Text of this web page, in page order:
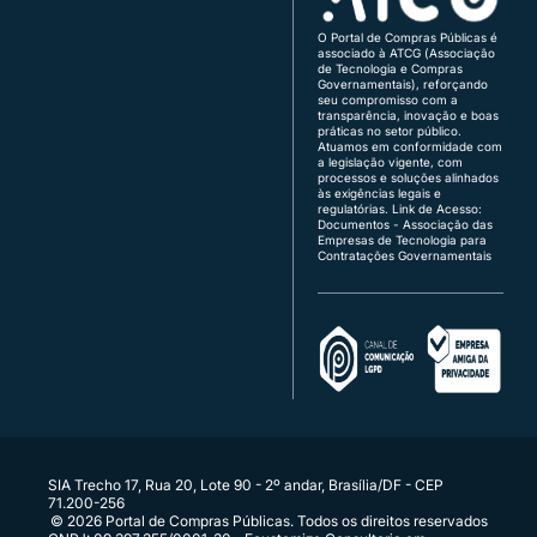
O Lote 0003 foi adjudicado por Renan Matta
O Lote 0002 foi adjudicado por Renan Matta
O Lote 0001 foi adjudicado por Renan Matta
A sessão foi finalizada e o processo foi
encaminhado para adjudicação.
Obrigado a todos pela participação
(48) 3771-4672 | (51) 3103-9615
(61) 3120-3700 | (61) 3142-4887
Atendimento de segunda a sexta, das 8h às 18h
(horário de Brasília), exceto feriados.
Quer vender para o governo?
fornecedor@portaldecompraspublicas.com.b
comprador@portaldecompraspublicas.com.b
Conecte seus sistemas diretamente ao Portal
O Portal de Compras Públicas é
associado à ATCG (Associação
de Tecnologia e Compras
Governamentais), reforçando
seu compromisso com a
transparência, inovação e boas
práticas no setor público.
Atuamos em conformidade com
a legislação vigente, com
processos e soluções alinhados
às exigências legais e
regulatórias. Link de Acesso:
Documentos - Associação das
Empresas de Tecnologia para
Contratações Governamentais
SIA Trecho 17, Rua 20, Lote 90 - 2º andar, Brasília/DF - CEP
71.200-256
© 2026 Portal de Compras Públicas. Todos os direitos reservados